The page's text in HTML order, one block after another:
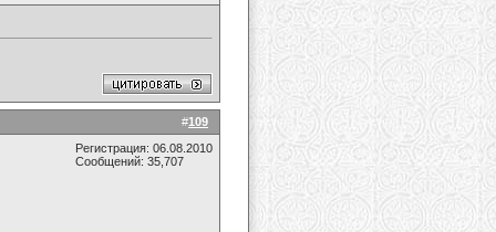
#109
Регистрация: 06.08.2010
Сообщений: 35,707